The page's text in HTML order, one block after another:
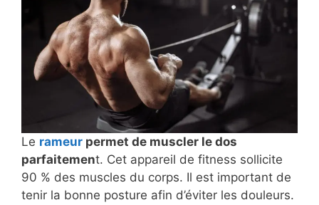
Le rameur permet de muscler le dos
parfaitement. Cet appareil de fitness sollicite
90 % des muscles du corps. Il est important de
tenir la bonne posture afin d’éviter les douleurs.